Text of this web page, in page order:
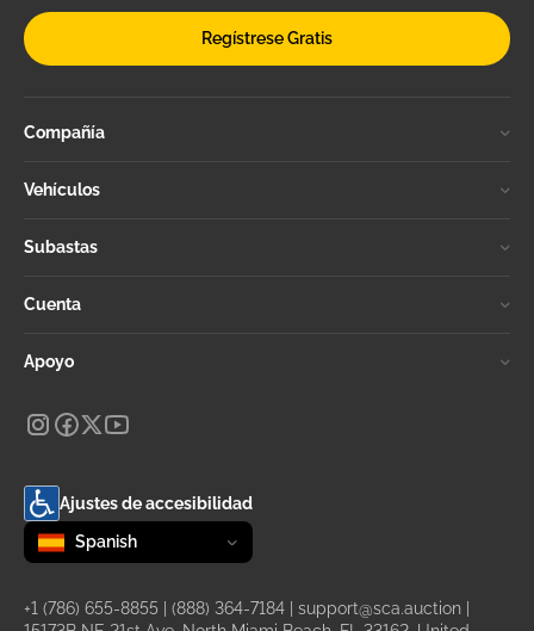
Regístrese Gratis
Compañía
Vehículos
Subastas
Cuenta
Apoyo
Ajustes de accesibilidad
Change language
selected
Spanish
+1 (786) 655-8855 (888) 364-7184 support@sca.auction